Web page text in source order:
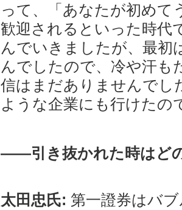
って、「あなたが初めて
歓迎されるといった時代
んでいきましたが、最初
んでしたので、冷や汗も
信はまだありませんでし
ような企業にも行けたの
――引き抜かれた時はど
太田忠氏: 第一證券はバ